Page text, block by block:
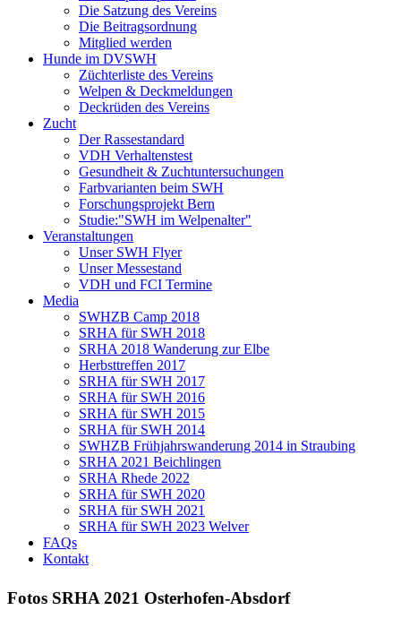
Die Satzung des Vereins
Die Beitragsordnung
Mitglied werden
Hunde im DVSWH
Züchterliste des Vereins
Welpen & Deckmeldungen
Deckrüden des Vereins
Zucht
Der Rassestandard
VDH Verhaltenstest
Gesundheit & Zuchtuntersuchungen
Farbvarianten beim SWH
Forschungsprojekt Bern
Studie:"SWH im Welpenalter"
Veranstaltungen
Unser SWH Flyer
Unser Messestand
VDH und FCI Termine
Media
SWHZB Camp 2018
SRHA für SWH 2018
SRHA 2018 Wanderung zur Elbe
Herbsttreffen 2017
SRHA für SWH 2017
SRHA für SWH 2016
SRHA für SWH 2015
SRHA für SWH 2014
SWHZB Frühjahrswanderung 2014 in Straubing
SRHA 2021 Beichlingen
SRHA Rhede 2022
SRHA für SWH 2020
SRHA für SWH 2021
SRHA für SWH 2023 Welver
FAQs
Kontakt
Fotos SRHA 2021 Osterhofen-Absdorf